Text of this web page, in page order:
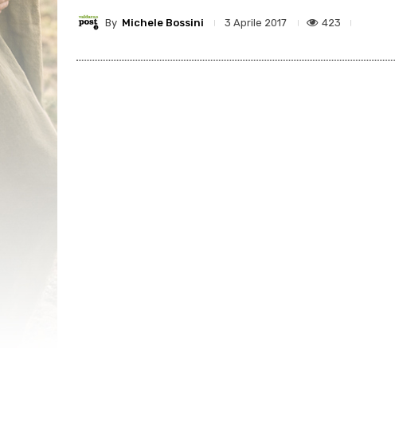
By Michele Bossini 3 Aprile 2017 423